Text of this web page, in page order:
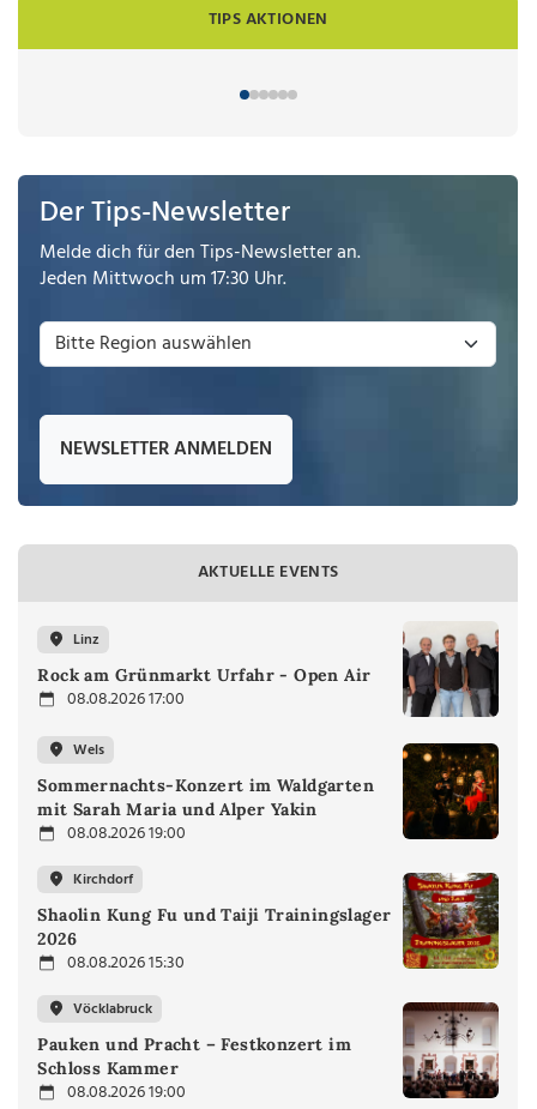
TIPS AKTIONEN
Der Tips-Newsletter
Melde dich für den Tips-Newsletter an.
Jeden Mittwoch um 17:30 Uhr.
NEWSLETTER ANMELDEN
AKTUELLE EVENTS
Linz
Rock am Grünmarkt Urfahr - Open Air
08.08.2026 17:00
Wels
Sommernachts-Konzert im Waldgarten
mit Sarah Maria und Alper Yakin
08.08.2026 19:00
Kirchdorf
Shaolin Kung Fu und Taiji Trainingslager
2026
08.08.2026 15:30
Vöcklabruck
Pauken und Pracht – Festkonzert im
Schloss Kammer
08.08.2026 19:00